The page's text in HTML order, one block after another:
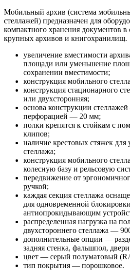
Мобильный архив (система
стеллажей) предназначен для
компактного хранения документов в
крупных архивов и книгохранилищ.
увеличение вместимости
площади или уменьшение
сохранении вместимости;
конструкция мобильного
конструкция стационарного
или двухсторонняя;
основа конструкции
перфорацией — 20 мм;
полки крепятся к стойкам с
клипов;
наличие крестовых стяжек для
стеллажа;
конструкция мобильного
колесную базу и рельсовую
передвижение от
ручкой;
каждая секция стеллажа
для одновременной
антиопрокидывающим
распределенная нагрузка на
двухстороннего стеллажа —
дополнительные опции —
задняя стенка, фальшпол,
цвет — серый полуматовый
тип покрытия — порошковое.